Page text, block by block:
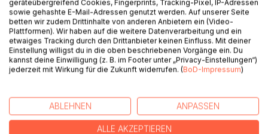
Gemeinsam mit der klugen Eule Luna, dem mutigen
Waldwesen Lumi und dem geheimnisvollen Sternenlöwen
Arion begibt sich Tayler auf eine magische Reise durch das
Himmelreich der Sterne.
Doch dunkle Schatten breiten sich aus, die Sterne verlieren
ihr Licht, und irgendwo zwischen Wolken, Kristallbergen
Und kann das Licht der Hoffnung stärker sein als die
Dunkelheit?
Eine magische Geschichte voller Mut, Freundschaft und
geräteübergreifend Cookies, Fingerprints, Tracking-Pixel, IP-Adressen
sowie gehashte E-Mail-Adressen genutzt werden. Auf unserer Seite
betten wir zudem Drittinhalte von anderen Anbietern ein (Video-
Plattformen). Wir haben auf die weitere Datenverarbeitung und ein
etwaiges Tracking durch den Drittanbieter keinen Einfluss. Mit deiner
Einstellung willigst du in die oben beschriebenen Vorgänge ein. Du
kannst deine Einwilligung (z. B. im Footer unter „Privacy-Einstellungen“)
jederzeit mit Wirkung für die Zukunft widerrufen. (BoD-Impressum)
ABLEHNEN ANPASSEN
ALLE AKZEPTIEREN